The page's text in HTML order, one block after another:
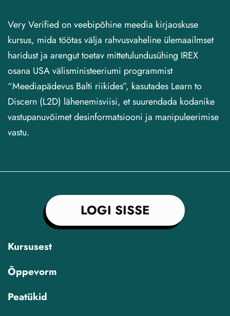
Very Verified on veebipõhine meedia kirjaoskuse
kursus, mida töötas välja rahvusvaheline ülemaailmset
haridust ja arengut toetav mittetulundusühing IREX
osana USA välisministeeriumi programmist
“Meediapädevus Balti riikides”, kasutades Learn to
Discern (L2D) lähenemisviisi, et suurendada kodanike
vastupanuvõimet desinformatsiooni ja manipuleerimise
vastu.
LOGI SISSE
Kursusest
Õppevorm
Peatükid